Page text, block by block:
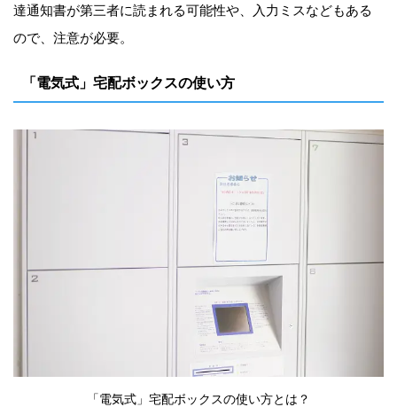
達通知書が第三者に読まれる可能性や、入力ミスなどもある
ので、注意が必要。
「電気式」宅配ボックスの使い方
「電気式」宅配ボックスの使い方とは？